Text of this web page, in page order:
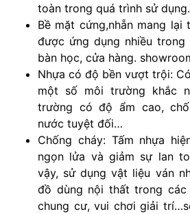
toàn trong quá trình sử dụng.
Bề mặt cứng,nhẵn mang lại
được ứng dụng nhiều
bàn học, cửa hàng.
Nhựa có độ bền vượt trội:
một số môi trường khắc
trường có độ ẩm cao,
nước tuyệt đối…
Chống cháy: Tấm nhựa
ngọn lửa và giảm sự lan
vậy, sử dụng vật liệu ván
đồ dùng nội thất trong các
chung cư, vui chơi giải